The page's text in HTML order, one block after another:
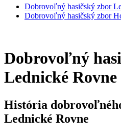
Dobrovoľný hasičský zbor
Dobrovoľný hasičský zbor
Dobrovoľný
Lednické Rovne
História
Lednické Rovne